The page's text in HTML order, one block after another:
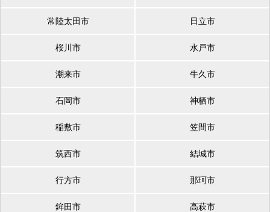
常陸太田市 日立市
桜川市 水戸市
潮来市 牛久市
石岡市 神栖市
稲敷市 笠間市
筑西市 結城市
行方市 那珂市
鉾田市 高萩市